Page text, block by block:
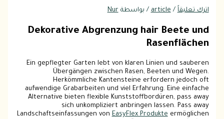
اترك تعليقاً /
article / بواسطة Nur
Dekorative Abgrenzung hair Beete und
Rasenflächen
Ein gepflegter Garten lebt von klaren Linien und sauberen
Übergängen zwischen Rasen, Beeten und Wegen.
Herkömmliche Kantensteine erfordern jedoch oft
aufwendige Grabarbeiten und viel Erfahrung. Eine einfache
Alternative bieten flexible Kunststoffbordüren, pass away
sich unkompliziert anbringen lassen. Pass away
Landschaftseinfassungen vonEasyFlex Produkteermöglichen